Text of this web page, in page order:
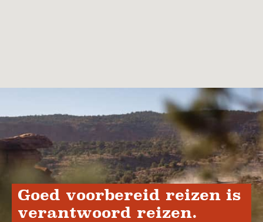
Goed voorbereid reizen is
verantwoord reizen.